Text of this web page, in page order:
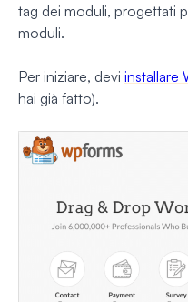
tag dei moduli, progettati
moduli.
Per iniziare, devi installare
hai già fatto).